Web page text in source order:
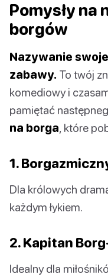
Pomysły na
borgów
Nazywanie
zabawy. To twój
komediowy i
pamiętać
na borga, które
1.
Dla królowych
każdym łykiem.
2. Kapitan
Idealny dla